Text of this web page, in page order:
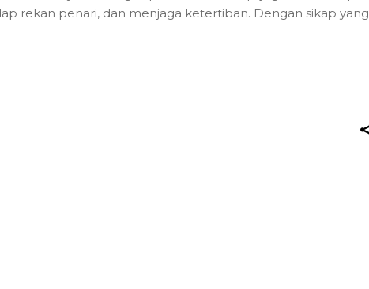
rekan penari, dan menjaga ketertiban. Dengan sikap yang